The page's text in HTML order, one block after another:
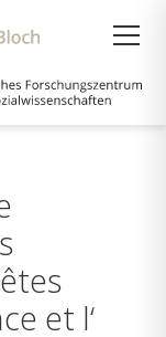
et l‘